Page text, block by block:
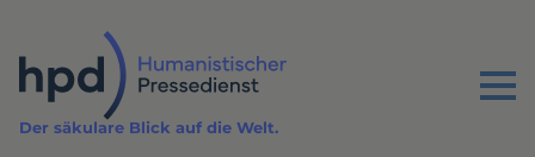
Inhalt
Menu
Der säkulare Blick auf die Welt.